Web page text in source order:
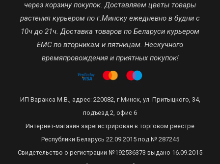
через корзину покупок. Доставляем цветы товары
растения курьером по г.Минску ежедневно в будни с
10ч до 21ч. Доставка товаров по Беларуси курьером
ЕМС по вторникам и пятницам. Нескучного
времяпровождения и приятных покупок!
ИП Варакса М.В., адрес: 220082, г.Минск, ул. Притыцкого, 34,
подъезд 2, офис 6
Интернет-магазин зарегистрирован в торговом реестре
Республики Беларусь 22.09.2015 под № 287245
Свидетельство о регистрации №192536373 выдано 16.09.2015